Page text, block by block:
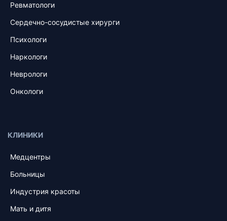
Ревматологи
Сердечно-сосудистые хирурги
Психологи
Наркологи
Неврологи
Онкологи
КЛИНИКИ
Медцентры
Больницы
Индустрия красоты
Мать и дитя